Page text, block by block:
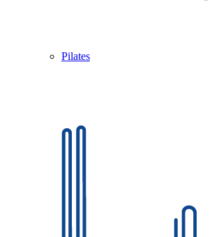
Pilates